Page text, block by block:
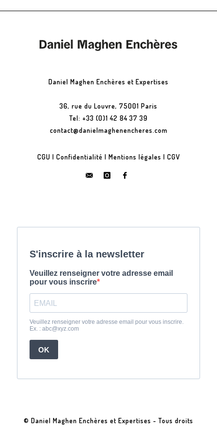
Daniel Maghen Enchères et Expertises
36, rue du Louvre, 75001 Paris
Tel: +33 (0)1 42 84 37 39
contact@danielmaghenencheres.com
CGU | Confidentialité | Mentions légales | CGV
© Daniel Maghen Enchères et Expertises - Tous droits